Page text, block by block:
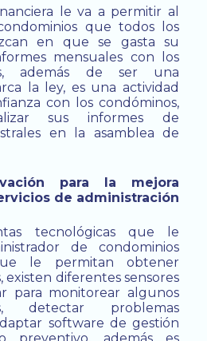
le va a permitir al
que todos los
en que se gasta su
mensuales con los
además de ser una
la ley, es una actividad
con los condóminos,
sus informes de
en la asamblea de
para la mejora
de administración
tecnológicas que le
de condominios
le permitan obtener
existen diferentes sensores
para monitorear algunos
detectar problemas
software de gestión